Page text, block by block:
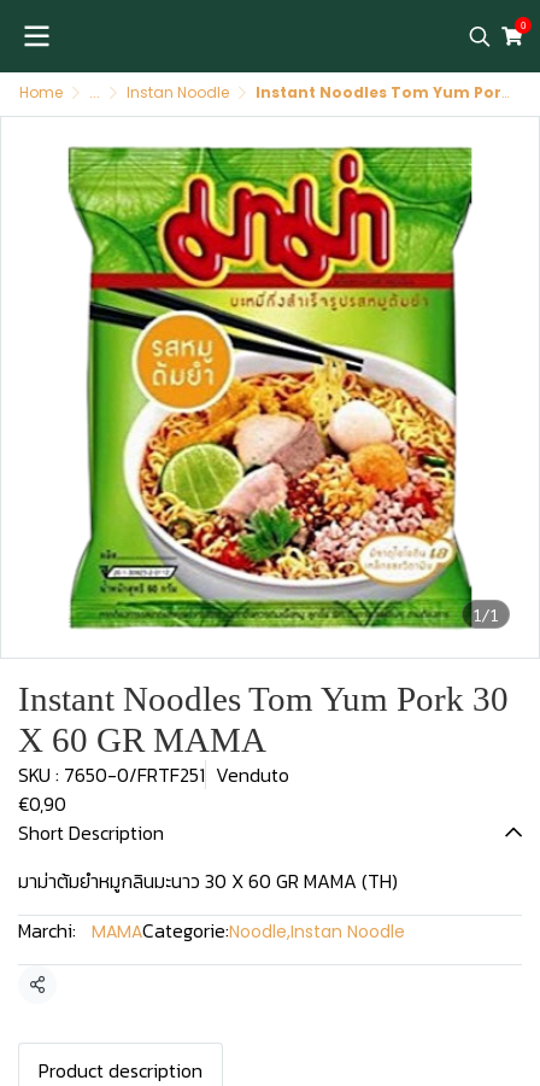
0
Home ... Instan Noodle Instant Noodles Tom Yum Pork 30 X 60 GR MAMA
1/1
Instant Noodles Tom Yum Pork 30
X 60 GR MAMA
SKU : 7650-0/FRTF251 Venduto
€0,90
Short Description
มาม่าต้มยำหมูกลินมะนาว 30 X 60 GR MAMA (TH)
Marchi:
MAMACategorie:Noodle,Instan Noodle
Condividi
Product description